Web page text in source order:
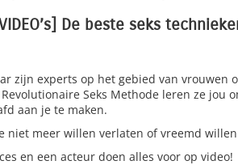
De beste seks
zijn experts op het gebied van
Seks Methode leren ze jou
aan je te maken.
niet meer willen verlaten of vreemd
en een acteur doen alles voor op video!